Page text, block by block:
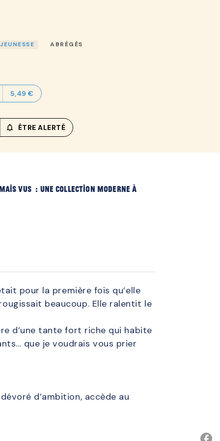
ABRÉGÉS
5,49 €
notifications_none_outlined
ÊTRE ALERTÉ
vus : une collection moderne à
pour la première fois qu’elle
beaucoup. Elle ralentit le
d’une tante fort riche qui habite
que je voudrais vous prier
d’ambition, accède au